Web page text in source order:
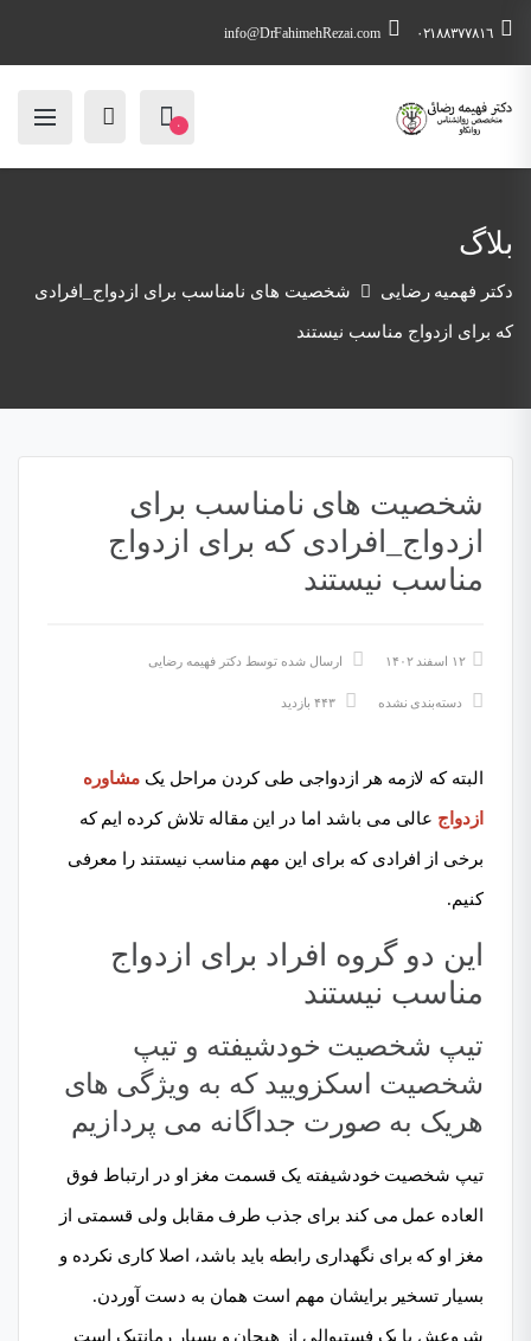
٠٢١٨٨٣٧٧٨١٦ info@DrFahimehRezai.com
۰
بلاگ
دکتر فهمیه رضایی شخصیت های نامناسب برای ازدواج_افرادی
که برای ازدواج مناسب نیستند
شخصیت های نامناسب برای
ازدواج_افرادی که برای ازدواج
مناسب نیستند
۱۲ اسفند ۱۴۰۲ ارسال شده توسط دکتر فهیمه رضایی
دسته‌بندی نشده ۴۴۳ بازدید
البته که لازمه هر ازدواجی طی کردن مراحل یک مشاوره
ازدواج عالی می باشد اما در این مقاله تلاش کرده ایم که
برخی از افرادی که برای این مهم مناسب نیستند را معرفی
کنیم.
این دو گروه افراد برای ازدواج
مناسب نیستند
تیپ شخصیت خودشیفته و تیپ
شخصیت اسکزویید که به ویژگی های
هریک به صورت جداگانه می پردازیم
تیپ شخصیت خودشیفته یک قسمت مغز او در ارتباط فوق
العاده عمل می کند برای جذب طرف مقابل ولی قسمتی از
مغز او که برای نگهداری رابطه باید باشد، اصلا کاری نکرده و
بسیار تسخیر برایشان مهم است همان به دست آوردن.
شروعش با یک فستیوالی از هیجان و بسیار رمانتیک است